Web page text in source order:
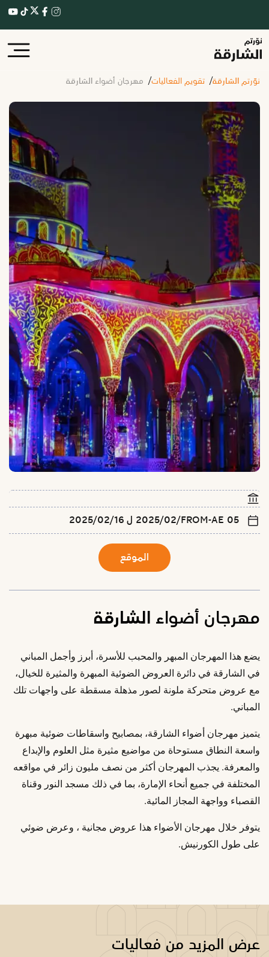
نوّرتم الشارقة تقويم الفعاليات مهرجان أضواء الشارقة
FROM-AE 05‏/02‏/2025 ل 16‏/02‏/2025
الموقع
مهرجان أضواء الشارقة
يضع هذا المهرجان المبهر والمحبب للأسرة، أبرز وأجمل المباني
في الشارقة في دائرة العروض الضوئية المبهرة والمثيرة للخيال،
مع عروض متحركة ملونة لصور مذهلة مسقطة على واجهات تلك
المباني.
يتميز مهرجان أضواء الشارقة، بمصابيح واسقاطات ضوئية مبهرة
واسعة النطاق مستوحاة من مواضيع مثيرة مثل العلوم والإبداع
والمعرفة. يجذب المهرجان أكثر من نصف مليون زائر في مواقعه
المختلفة في جميع أنحاء الإمارة، بما في ذلك مسجد النور وقناة
القصباء وواجهة المجاز المائية.
يتوفر خلال مهرجان الأضواء هذا عروض مجانية ، وعرض ضوئي
على طول الكورنيش.
عرض المزيد من فعاليات